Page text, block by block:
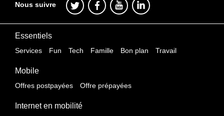
Nous suivre
Essentiels
Services Fun Tech Famille Bon plan Travail
Mobile
Offres postpayées Offre prépayées
Internet en mobilité